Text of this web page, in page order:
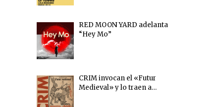
RED MOON YARD adelanta
“Hey Mo”
CRIM invocan el «Futur
Medieval» y lo traen a…